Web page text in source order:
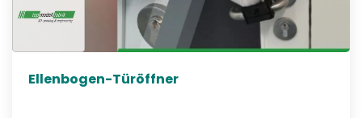
Ellenbogen-Türöffner